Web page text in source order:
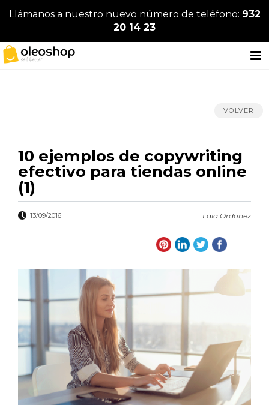
Llámanos a nuestro nuevo número de teléfono: 932
20 14 23
VOLVER
10 ejemplos de copywriting
efectivo para tiendas online
(1)
Laia Ordoñez
13/09/2016